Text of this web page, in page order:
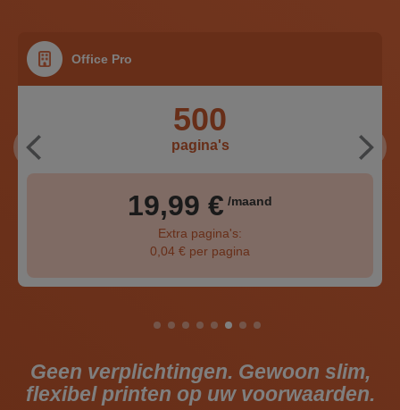
Office Pro
500
pagina's
19,99 € /maand
Extra pagina's:
0,04 € per pagina
Geen verplichtingen. Gewoon slim,
flexibel printen op uw voorwaarden.